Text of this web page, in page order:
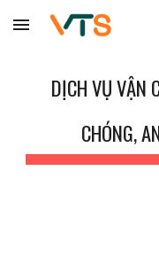
Skip to main content
DỊCH VỤ VẬN
CHÓNG,